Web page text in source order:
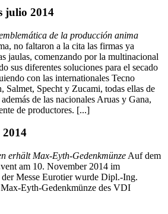
julio 2014
de la producción anima
no faltaron a la cita las firmas ya
jaulas, comenzando por la multinacional
sus diferentes soluciones para el secado
con las internationales Tecno
Salmet, Specht y Zucami, todas ellas de
de las nacionales Aruas y Gana,
de productores. [...]
erhält Max-Eyth-Gedenkmünze Auf dem
am 10. November 2014 im
Messe Eurotier wurde Dipl.-Ing.
Eyth-Gedenkmünze des VDI